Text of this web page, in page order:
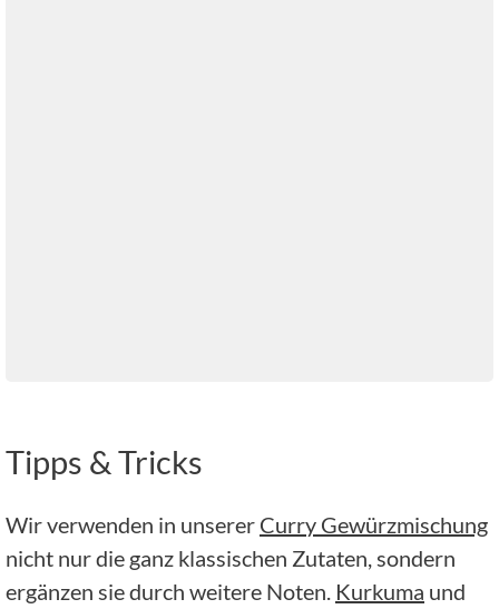
Tipps & Tricks
Wir verwenden in unserer Curry Gewürzmischung
nicht nur die ganz klassischen Zutaten, sondern
ergänzen sie durch weitere Noten. Kurkuma und